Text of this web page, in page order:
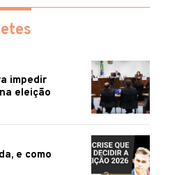
impedir
eleição
e como